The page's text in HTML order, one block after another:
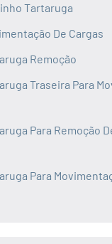
Tartaruga
De Cargas
Remoção
Traseira Para
Para Remoção
Para